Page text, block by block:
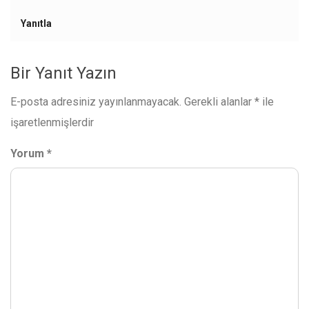
Yanıtla
Bir Yanıt Yazın
E-posta adresiniz yayınlanmayacak. Gerekli alanlar * ile
işaretlenmişlerdir
Yorum *